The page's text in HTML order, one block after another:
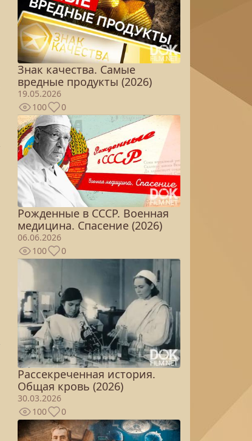
Знак качества. Самые
вредные продукты (2026)
19.05.2026
100
0
Рожденные в СССР. Военная
медицина. Спасение (2026)
06.06.2026
100
0
Рассекреченная история.
Общая кровь (2026)
30.03.2026
100
0